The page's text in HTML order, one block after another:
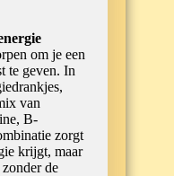
om je een
te geven. In
van
B-
zorgt
krijgt, maar
de